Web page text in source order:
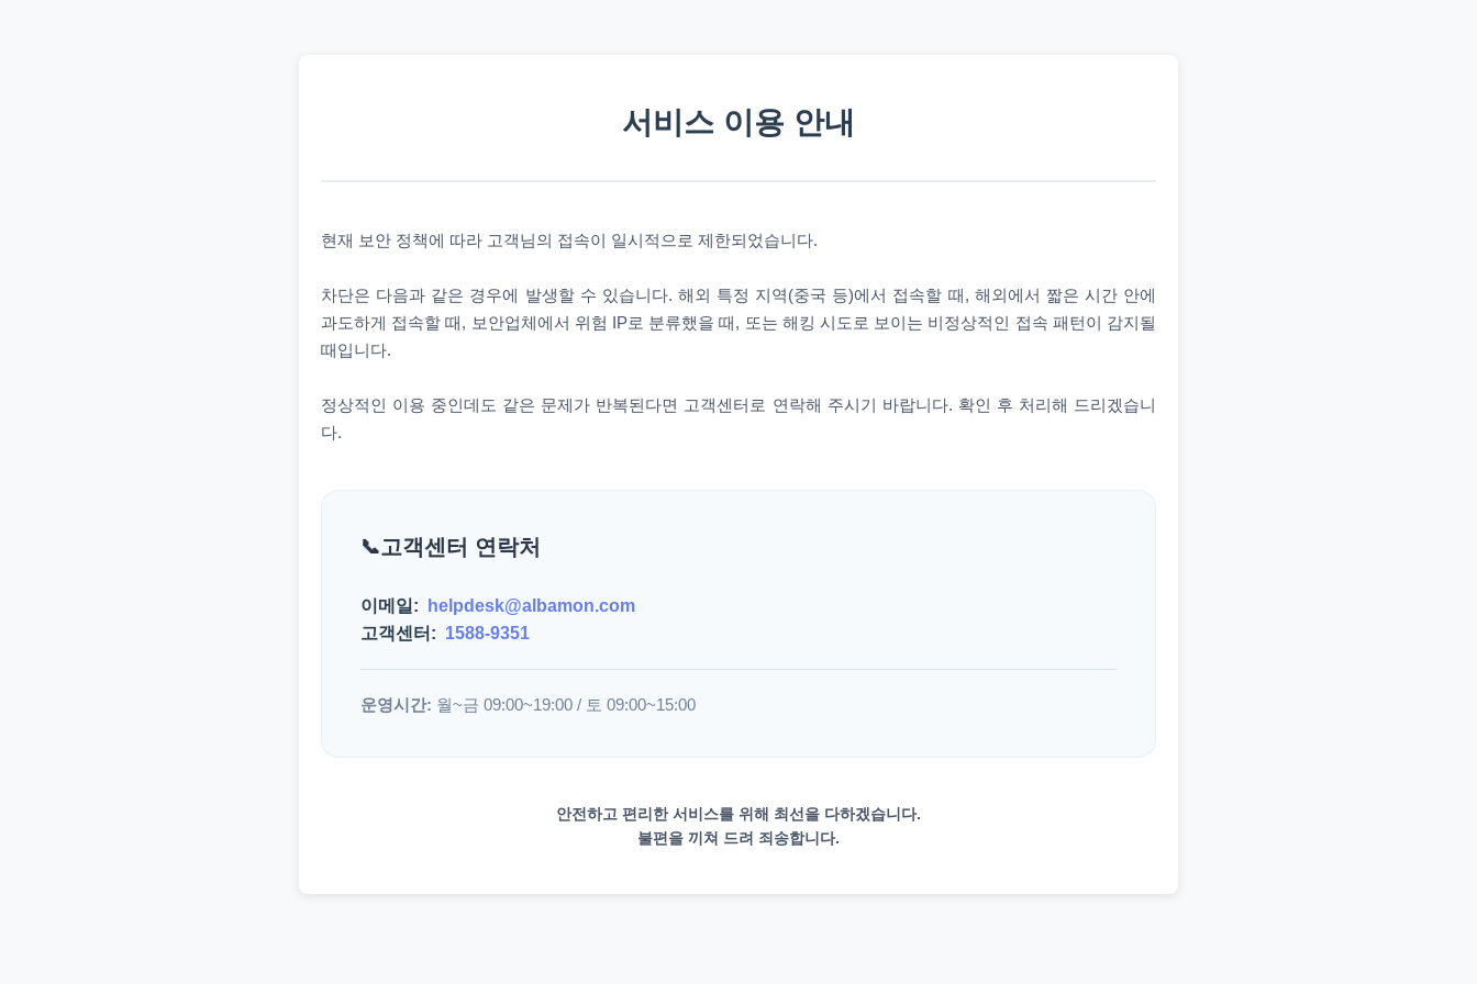
서비스 이용 안내
현재 보안 정책에 따라 고객님의 접속이 일시적으로 제한되었습니다.
차단은 다음과 같은 경우에 발생할 수 있습니다. 해외 특정 지역(중국 등)에서 접속할 때, 해외에서 짧은 시간 안에
과도하게 접속할 때, 보안업체에서 위험 IP로 분류했을 때, 또는 해킹 시도로 보이는 비정상적인 접속 패턴이 감지될
때입니다.
정상적인 이용 중인데도 같은 문제가 반복된다면 고객센터로 연락해 주시기 바랍니다. 확인 후 처리해 드리겠습니
다.
고객센터 연락처
이메일:
helpdesk@albamon.com
고객센터: 1588-9351
운영시간: 월~금 09:00~19:00 / 토 09:00~15:00
안전하고 편리한 서비스를 위해 최선을 다하겠습니다.
불편을 끼쳐 드려 죄송합니다.